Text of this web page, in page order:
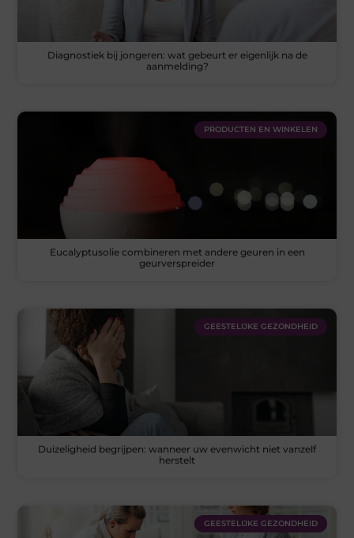
Diagnostiek bij jongeren: wat gebeurt er eigenlijk na de
aanmelding?
PRODUCTEN EN WINKELEN
Eucalyptusolie combineren met andere geuren in een
geurverspreider
GEESTELIJKE GEZONDHEID
Duizeligheid begrijpen: wanneer uw evenwicht niet vanzelf
herstelt
GEESTELIJKE GEZONDHEID